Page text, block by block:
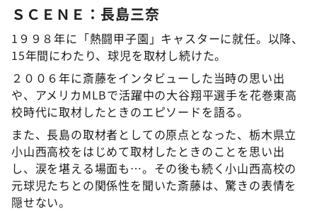
ＳＣＥＮＥ：長島三奈
1９９８年に「熱闘甲子園」キャスターに就任。以降、
15年間にわたり、球児を取材し続けた。
２００６年に斎藤をインタビューした当時の思い出
や、アメリカMLBで活躍中の大谷翔平選手を花巻東高
校時代に取材したときのエピソードを語る。
また、長島の取材者としての原点となった、栃木県立
小山西高校をはじめて取材したときのことを思い出
し、涙を堪える場面も…。その後も続く小山西高校の
元球児たちとの関係性を聞いた斎藤は、驚きの表情を
隠せない。